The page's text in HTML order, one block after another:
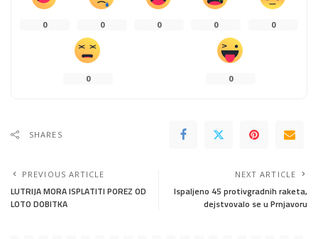
0 0 0 0 0
0 0
SHARES
PREVIOUS ARTICLE
LUTRIJA MORA ISPLATITI POREZ OD
LOTO DOBITKA
NEXT ARTICLE
Ispaljeno 45 protivgradnih raketa,
dejstvovalo se u Prnjavoru